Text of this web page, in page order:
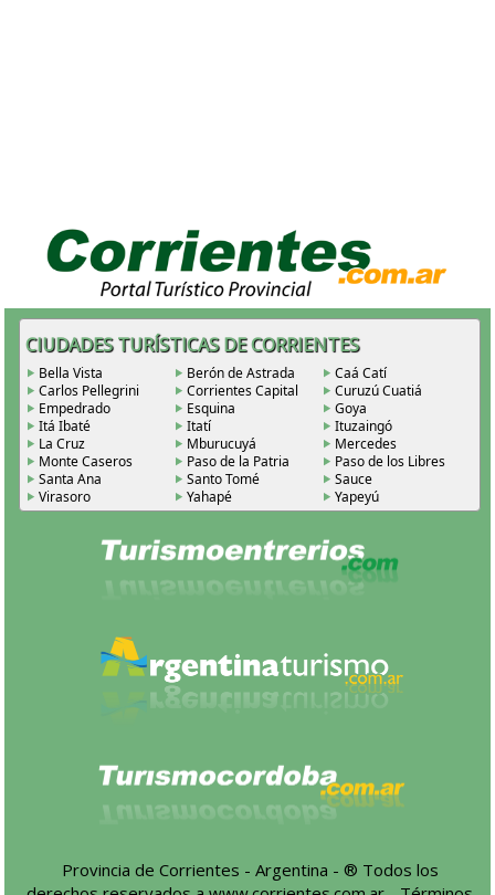
CIUDADES TURÍSTICAS DE CORRIENTES
Bella Vista Berón de Astrada
Caá Catí
Carlos Pellegrini
Corrientes Capital
Curuzú Cuatiá
Empedrado
Esquina
Goya
Itá Ibaté
Itatí
Ituzaingó
La Cruz
Mburucuyá
Mercedes
Monte Caseros
Paso de la Patria
Paso de los Libres
Santa Ana
Santo Tomé
Sauce
Virasoro
Yahapé Yapeyú
Provincia de Corrientes - Argentina - ® Todos los